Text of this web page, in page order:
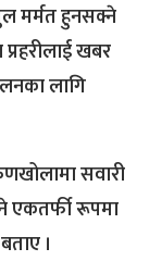
मर्मत हुनसक्ने
खबर
लागि
सवारी
एकतर्फी रूपमा
।